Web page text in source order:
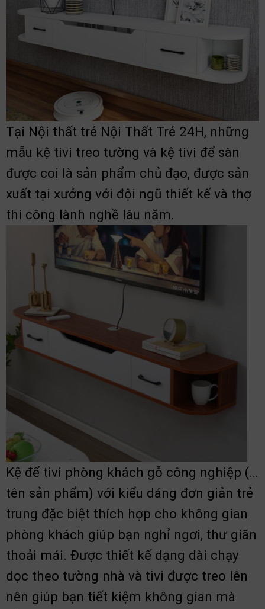
Tại Nội thất trẻ Nội Thất Trẻ 24H, những
mẫu kệ tivi treo tường và kệ tivi để sàn
được coi là sản phẩm chủ đạo, được sản
xuất tại xưởng với đội ngũ thiết kế và thợ
thi công lành nghề lâu năm.
Kệ để tivi phòng khách gỗ công nghiệp (…
tên sản phẩm) với kiểu dáng đơn giản trẻ
trung đặc biệt thích hợp cho không gian
phòng khách giúp bạn nghỉ ngơi, thư giãn
thoải mái. Được thiết kế dạng dài chạy
dọc theo tường nhà và tivi được treo lên
nên giúp bạn tiết kiệm không gian mà